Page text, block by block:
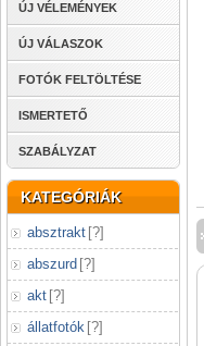
ÚJ VÉLEMÉNYEK
ÚJ VÁLASZOK
FOTÓK FELTÖLTÉSE
ISMERTETŐ
SZABÁLYZAT
KATEGÓRIÁK
absztrakt [?]
abszurd [?]
akt [?]
állatfotók [?]